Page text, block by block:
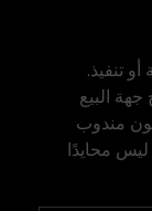
تنفيذ.
البيع
مندوب
محايدًا